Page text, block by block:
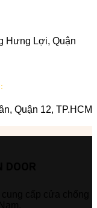
Hưng Lợi, Quận
Quận 12, TP.HCM